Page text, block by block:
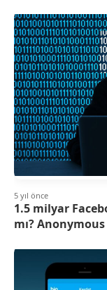
5 yıl önce
1.5 milyar
mı? Anonymous